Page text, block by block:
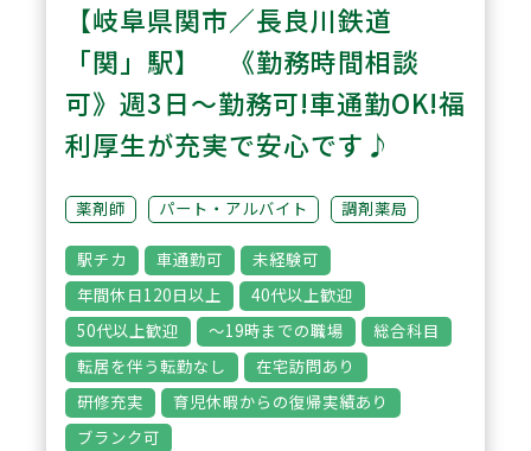
【岐阜県関市／長良川鉄道
「関」駅】 《勤務時間相談
可》週3日～勤務可!車通勤OK!福
利厚生が充実で安心です♪
薬剤師 パート・アルバイト 調剤薬局
駅チカ 車通勤可
未経験可
年間休日120日以上
40代以上歓迎
50代以上歓迎
～19時までの職場
総合科目
転居を伴う転勤なし
在宅訪問あり
研修充実
育児休暇からの復帰実績あり
ブランク可